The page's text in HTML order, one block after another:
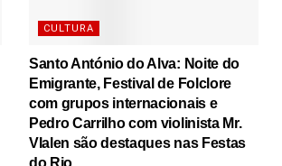
CULTURA
Santo António do Alva: Noite do
Emigrante, Festival de Folclore
com grupos internacionais e
Pedro Carrilho com violinista Mr.
Vlalen são destaques nas Festas
do Rio